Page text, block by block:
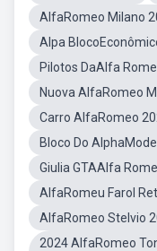
AlfaRomeo Milano
Alpa
Pilotos DaAlfa
Nuova AlfaRomeo
Carro AlfaRomeo
Bloco Do
Giulia GTAAlfa
AlfaRomeu Farol
AlfaRomeo Stelvio
2024 AlfaRomeo